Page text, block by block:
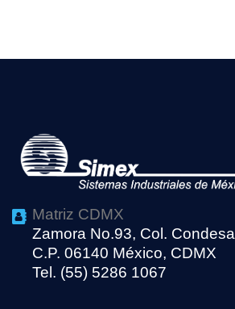
Matriz CDMX
Zamora No.93, Col. Condesa
C.P. 06140 México, CDMX
Tel. (55) 5286 1067